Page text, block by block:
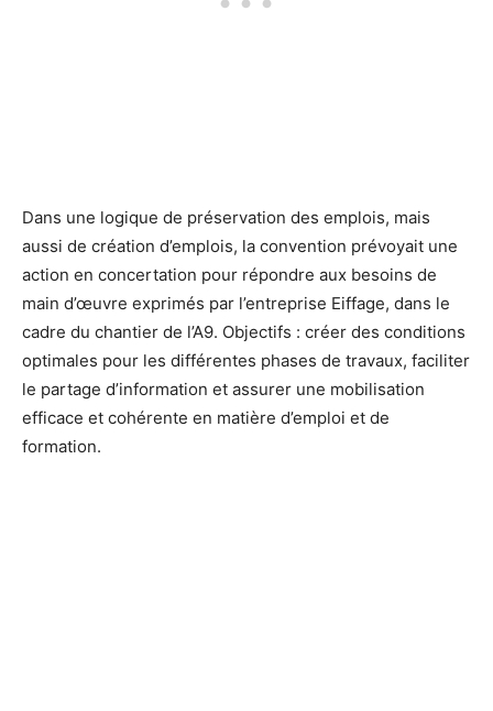
Dans une logique de préservation des emplois, mais
aussi de création d’emplois, la convention prévoyait une
action en concertation pour répondre aux besoins de
main d’œuvre exprimés par l’entreprise Eiffage, dans le
cadre du chantier de l’A9. Objectifs : créer des conditions
optimales pour les différentes phases de travaux, faciliter
le partage d’information et assurer une mobilisation
efficace et cohérente en matière d’emploi et de
formation.